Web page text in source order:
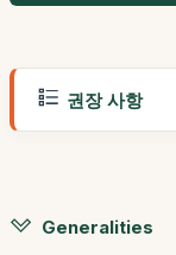
권장 사항
Generalities